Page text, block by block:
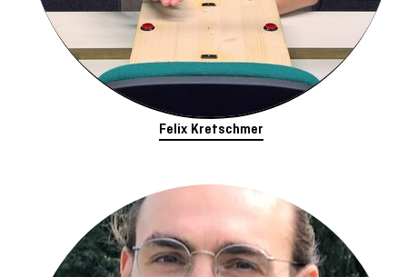
Felix Kretschmer